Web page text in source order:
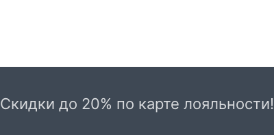
Скидки до 20% по карте лояльности!